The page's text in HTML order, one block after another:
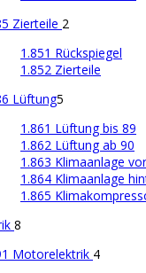
Zierteile 2
1.851 Rückspiegel
1.852 Zierteile
Lüftung5
1.861 Lüftung bis 89
1.862 Lüftung ab 90
1.863 Klimaanlage
1.864 Klimaanlage
1.865
8
Motorelektrik 4